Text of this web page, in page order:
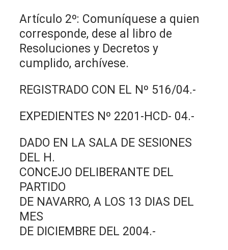
Artículo 2º: Comuníquese a quien
corresponde, dese al libro de
Resoluciones y Decretos y
cumplido, archívese.
REGISTRADO CON EL Nº 516/04.-
EXPEDIENTES Nº 2201-HCD- 04.-
DADO EN LA SALA DE SESIONES
DEL H.
CONCEJO DELIBERANTE DEL
PARTIDO
DE NAVARRO, A LOS 13 DIAS DEL
MES
DE DICIEMBRE DEL 2004.-